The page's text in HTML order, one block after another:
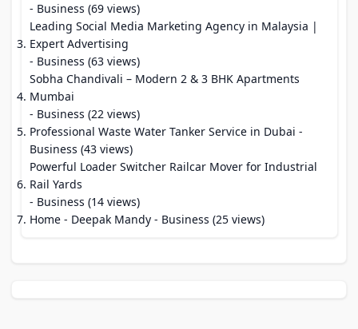
- Business (69 views)
Leading Social Media Marketing Agency in Malaysia |
Expert Advertising
- Business (63 views)
Sobha Chandivali – Modern 2 & 3 BHK Apartments
Mumbai
- Business (22 views)
Professional Waste Water Tanker Service in Dubai -
Business (43 views)
Powerful Loader Switcher Railcar Mover for Industrial
Rail Yards
- Business (14 views)
Home - Deepak Mandy - Business (25 views)